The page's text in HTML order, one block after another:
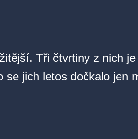
Tři čtvrtiny z nich
jich letos dočkalo jen